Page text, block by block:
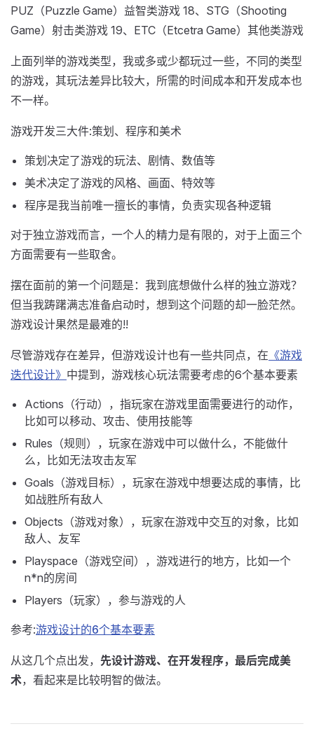
PUZ（Puzzle Game）益智类游戏 18、STG（Shooting
Game）射击类游戏 19、ETC（Etcetra Game）其他类游戏
上面列举的游戏类型，我或多或少都玩过一些，不同的类型
的游戏，其玩法差异比较大，所需的时间成本和开发成本也
不一样。
游戏开发三大件:策划、程序和美术
策划决定了游戏的玩法、剧情、数值等
美术决定了游戏的风格、画面、特效等
程序是我当前唯一擅长的事情，负责实现各种逻辑
对于独立游戏而言，一个人的精力是有限的，对于上面三个
方面需要有一些取舍。
摆在面前的第一个问题是：我到底想做什么样的独立游戏？
但当我踌躇满志准备启动时，想到这个问题的却一脸茫然。
游戏设计果然是最难的!!
尽管游戏存在差异，但游戏设计也有一些共同点，在 《游戏
迭代设计》 中提到，游戏核心玩法需要考虑的6个基本要素
Actions（行动），指玩家在游戏里面需要进行的动作，
比如可以移动、攻击、使用技能等
Rules（规则），玩家在游戏中可以做什么，不能做什
么，比如无法攻击友军
Goals（游戏目标），玩家在游戏中想要达成的事情，比
如战胜所有敌人
Objects（游戏对象），玩家在游戏中交互的对象，比如
敌人、友军
Playspace（游戏空间），游戏进行的地方，比如一个
n*n的房间
Players（玩家），参与游戏的人
参考:游戏设计的6个基本要素
从这几个点出发， 先设计游戏、在开发程序，最后完成美
术，看起来是比较明智的做法。